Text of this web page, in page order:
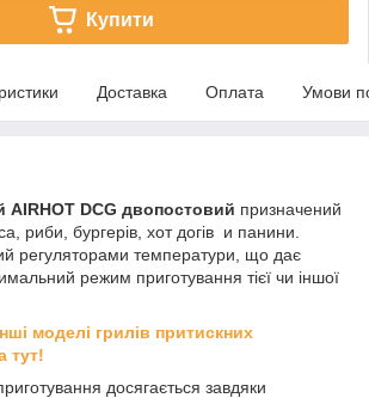
Купити
Доставка Оплата Умови
AIRHOT DCG двопостовий призначений
риби, бургерів, хот догів и панини.
регуляторами температури, що дає
режим приготування тієї чи іншої
моделі грилів притискних
тут!
досягається завдяки